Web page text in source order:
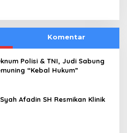
Komentar
Polisi & TNI, Judi Sabung
“Kebal Hukum”
Afadin SH Resmikan Klinik